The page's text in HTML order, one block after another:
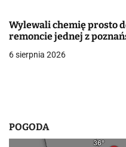
s
u
Wylewali chemię prosto
remoncie jednej z
6 sierpnia 2026
POGODA